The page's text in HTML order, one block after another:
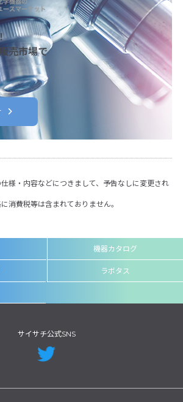
売市場で
様・内容などにつきまして、予告なしに変更され
消費税等は含まれておりません。
機器カタログ
ラボタス
サイサチ公式SNS